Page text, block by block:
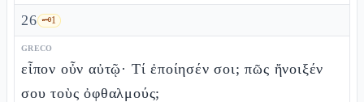
26 🗝️1
GRECO
εἶπον οὖν αὐτῷ· Τί ἐποίησέν σοι; πῶς ἤνοιξέν
σου τοὺς ὀφθαλμούς;